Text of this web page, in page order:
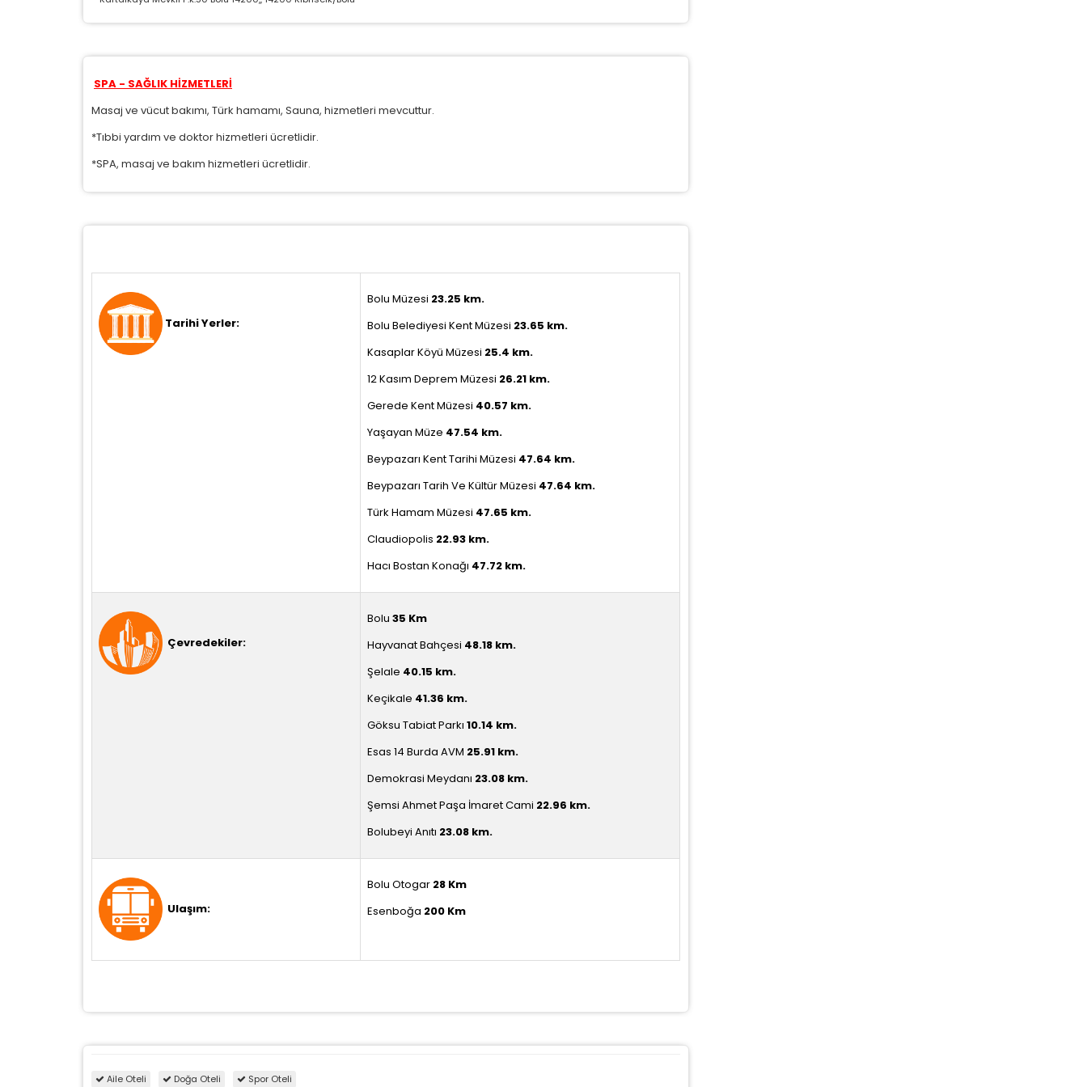
Pazarlama Çerezleri
Size ve ilgi alanlarınıza uygun reklamlar göstermek için kullanılır.
az alakalı olabilirler.
SPA - SAĞLIK HİZMETLERİ
Masaj ve vücut bakımı, Türk hamamı, Sauna, hizmetleri mevcuttur.
*Tıbbi yardım ve doktor hizmetleri ücretlidir.
*SPA, masaj ve bakım hizmetleri ücretlidir.
Tarihi Yerler:
Bolu Müzesi 23.25 km.
Bolu Belediyesi Kent Müzesi 23.65 km.
Kasaplar Köyü Müzesi 25.4 km.
12 Kasım Deprem Müzesi 26.21 km.
Gerede Kent Müzesi 40.57 km.
Yaşayan Müze 47.54 km.
Beypazarı Kent Tarihi Müzesi 47.64 km.
Beypazarı Tarih Ve Kültür Müzesi 47.64 km.
Türk Hamam Müzesi 47.65 km.
Claudiopolis 22.93 km.
Hacı Bostan Konağı 47.72 km.
Çevredekiler:
Bolu 35 Km
Hayvanat Bahçesi 48.18 km.
Şelale 40.15 km.
Keçikale 41.36 km.
Göksu Tabiat Parkı 10.14 km.
Esas 14 Burda AVM 25.91 km.
Demokrasi Meydanı 23.08 km.
Şemsi Ahmet Paşa İmaret Cami 22.96 km.
Bolubeyi Anıtı 23.08 km.
Ulaşım:
Bolu Otogar 28 Km
Esenboğa 200 Km
Aile Oteli Doğa Oteli Spor Oteli